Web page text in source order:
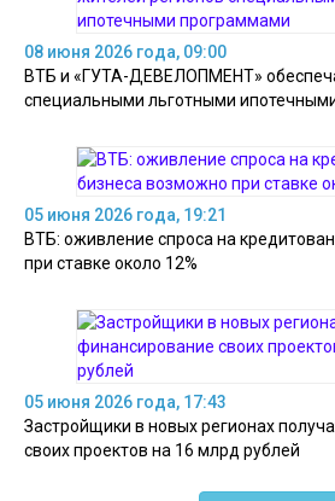
08 июня 2026 года, 09:00
ВТБ и «ГУТА-ДЕВЕЛОПМЕНТ»
специальными льготными
05 июня 2026 года, 19:21
ВТБ: оживление спроса на
при ставке около 12%
05 июня 2026 года, 17:43
Застройщики в новых регионах
своих проектов на 16 млрд рублей